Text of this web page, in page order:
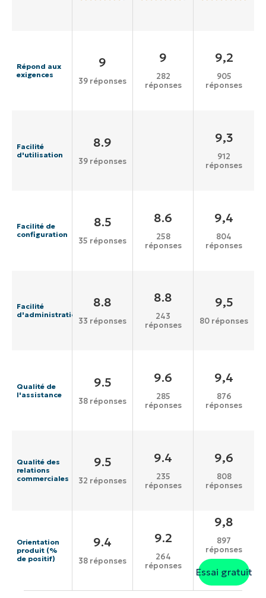
Répond aux
exigences
9
39 réponses
9
282
réponses
9,2
905
réponses
Facilité
d'utilisation
8.9
39 réponses
9,3
912
réponses
Facilité de
configuration
8.5
35 réponses
8.6
258
réponses
9,4
804
réponses
Facilité
d'administration
8.8
33 réponses
8.8
243
réponses
9,5
80 réponses
Qualité de
l'assistance
9.5
38 réponses
9.6
285
réponses
9,4
876
réponses
Qualité des
relations
commerciales
9.5
32 réponses
9.4
235
réponses
9,6
808
réponses
Orientation
produit (%
de positif)
9.4
38 réponses
9.2
264
réponses
9,8
897
réponses
Essai gratuit